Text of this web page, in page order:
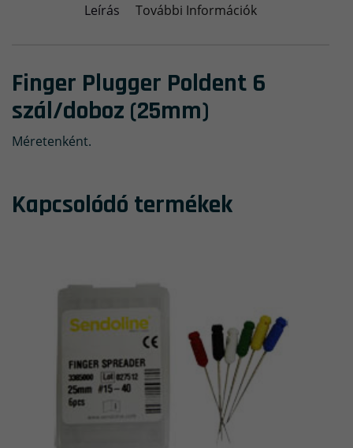
Leírás További Információk
Finger Plugger Poldent 6
szál/doboz (25mm)
Méretenként.
Kapcsolódó termékek